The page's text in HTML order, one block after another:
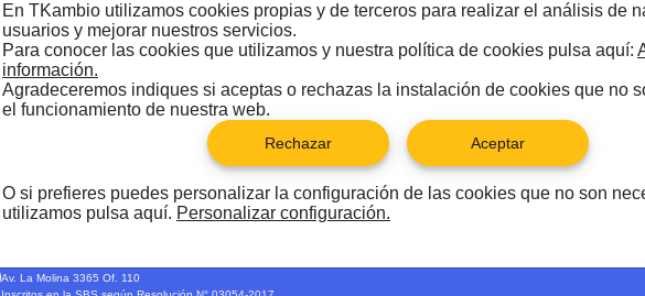
En TKambio utilizamos cookies propias y de terceros para realizar el análisis de
usuarios y mejorar nuestros servicios.
Para conocer las cookies que utilizamos y nuestra política de cookies pulsa aquí:
información.
Agradeceremos indiques si aceptas o rechazas la instalación de cookies que no
el funcionamiento de nuestra web.
Rechazar Aceptar
O si prefieres puedes personalizar la configuración de las cookies que no son
utilizamos pulsa aquí. Personalizar configuración.
Av. La Molina 3365 Of. 110